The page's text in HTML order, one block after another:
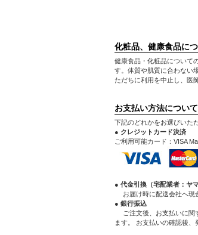
化粧品、健康食品に
健康食品・化粧品について
す。体質や肌質に合わない
ただちに利用を中止し、医
お支払い方法について
下記のどれかをお選びいた
● クレジットカード決済
ご利用可能カード：VISA
● 代金引換（宅配業者：ヤマ
お届け時に配送会社へ現
● 銀行振込
ご注文後、お支払いに関
ます。 お支払いの確認後、